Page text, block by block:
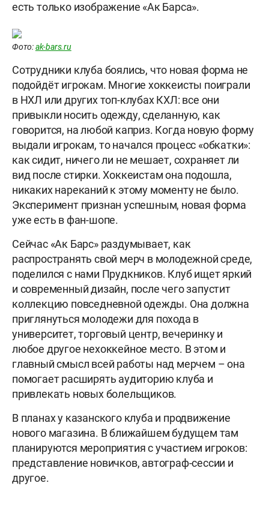
есть только изображение «Ак Барса».
Фото:ak-bars.ru
Сотрудники клуба боялись, что новая форма не
подойдёт игрокам. Многие хоккеисты поиграли
в НХЛ или других топ-клубах КХЛ: все они
привыкли носить одежду, сделанную, как
говорится, на любой каприз. Когда новую форму
выдали игрокам, то начался процесс «обкатки»:
как сидит, ничего ли не мешает, сохраняет ли
вид после стирки. Хоккеистам она подошла,
никаких нареканий к этому моменту не было.
Эксперимент признан успешным, новая форма
уже есть в фан-шопе.
Сейчас «Ак Барс» раздумывает, как
распространять свой мерч в молодежной среде,
поделился с нами Прудкников. Клуб ищет яркий
и современный дизайн, после чего запустит
коллекцию повседневной одежды. Она должна
приглянуться молодежи для похода в
университет, торговый центр, вечеринку и
любое другое нехоккейное место. В этом и
главный смысл всей работы над мерчем – она
помогает расширять аудиторию клуба и
привлекать новых болельщиков.
В планах у казанского клуба и продвижение
нового магазина. В ближайшем будущем там
планируются мероприятия с участием игроков:
представление новичков, автограф-сессии и
другое.